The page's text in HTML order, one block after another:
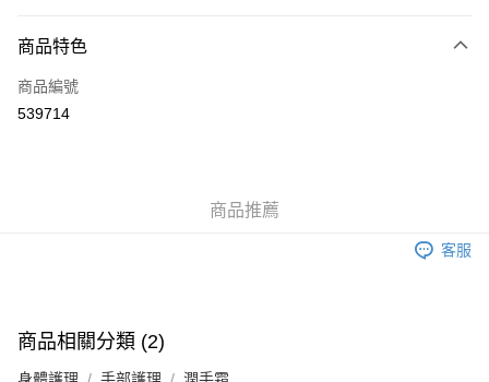
信用卡
Apple Pay
相關說明
銀行匯款 請將存款存到以下銀行帳戶，並於存款單據寫上訂單編號後電郵至
eshop@colourmix-cosmetics.com** **我們不會處理沒有提供存款單據的訂
商品特色
商品編號
539714
商品推薦
客服
商品相關分類 (2)